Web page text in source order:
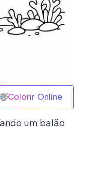
Colorir Online
um balão